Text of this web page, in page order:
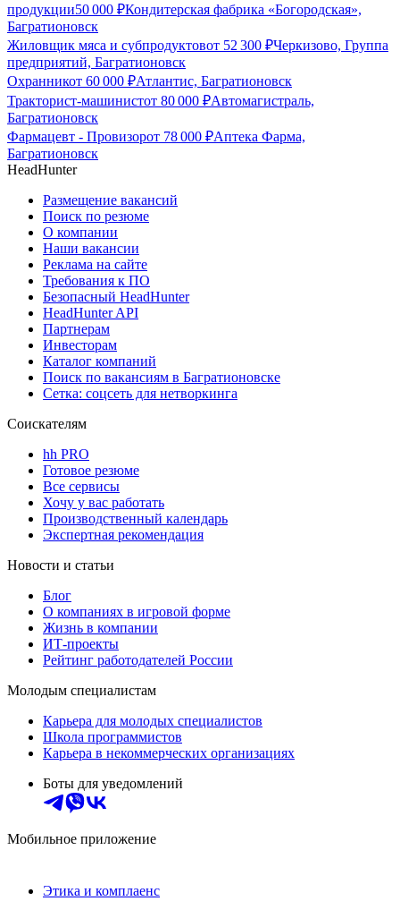
продукции50 000 ₽Кондитерская фабрика «Богородская»,
Багратионовск
Жиловщик мяса и субпродуктовот 52 300 ₽Черкизово, Группа
предприятий, Багратионовск
Охранникот 60 000 ₽Атлантис, Багратионовск
Тракторист-машинистот 80 000 ₽Автомагистраль,
Багратионовск
Фармацевт - Провизорот 78 000 ₽Аптека Фарма,
Багратионовск
HeadHunter
Размещение вакансий
Поиск по резюме
О компании
Наши вакансии
Реклама на сайте
Требования к ПО
Безопасный HeadHunter
HeadHunter API
Партнерам
Инвесторам
Каталог компаний
Поиск по вакансиям в Багратионовске
Сетка: соцсеть для нетворкинга
Соискателям
hh PRO
Готовое резюме
Все сервисы
Хочу у вас работать
Производственный календарь
Экспертная рекомендация
Новости и статьи
Блог
О компаниях в игровой форме
Жизнь в компании
ИТ-проекты
Рейтинг работодателей России
Молодым специалистам
Карьера для молодых специалистов
Школа программистов
Карьера в некоммерческих организациях
Боты для уведомлений
Мобильное приложение
Этика и комплаенс